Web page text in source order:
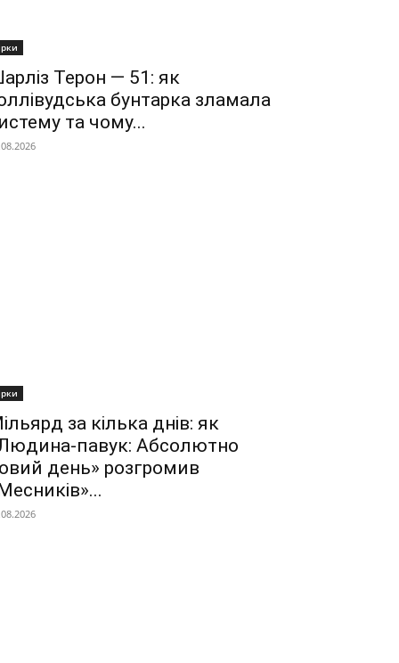
Терон — 51: як
бунтарка зламала
та чому...
за кілька днів: як
павук: Абсолютно
день» розгромив